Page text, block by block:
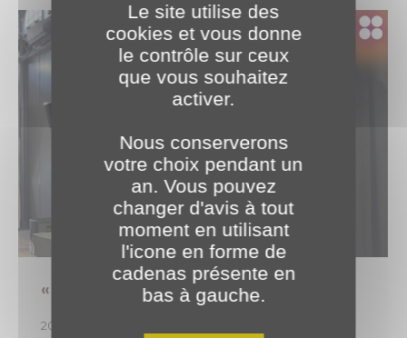
« Vous avez 30 ans ? Nous oui ! » 🎂
2026
Le site utilise des
cookies et vous donne
le contrôle sur ceux
que vous souhaitez
activer.
Nous conserverons
votre choix pendant un
an. Vous pouvez
changer d'avis à tout
moment en utilisant
l'icone en forme de
cadenas présente en
bas à gauche.